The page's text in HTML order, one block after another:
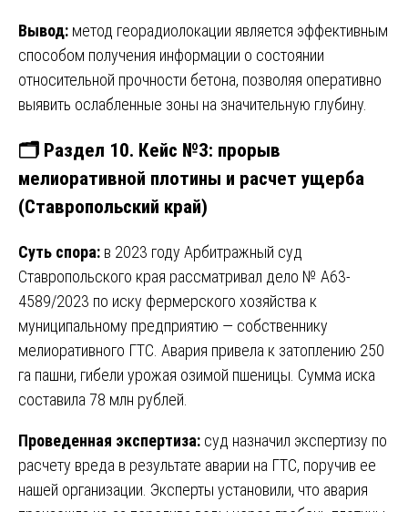
Вывод: метод георадиолокации является эффективным
способом получения информации о состоянии
относительной прочности бетона, позволяя оперативно
выявить ослабленные зоны на значительную глубину.
🗂️ Раздел 10. Кейс №3: прорыв
мелиоративной плотины и расчет ущерба
(Ставропольский край)
Суть спора: в 2023 году Арбитражный суд
Ставропольского края рассматривал дело № А63-
4589/2023 по иску фермерского хозяйства к
муниципальному предприятию — собственнику
мелиоративного ГТС. Авария привела к затоплению 250
га пашни, гибели урожая озимой пшеницы. Сумма иска
составила 78 млн рублей.
Проведенная экспертиза: суд назначил экспертизу по
расчету вреда в результате аварии на ГТС, поручив ее
нашей организации. Эксперты установили, что авария